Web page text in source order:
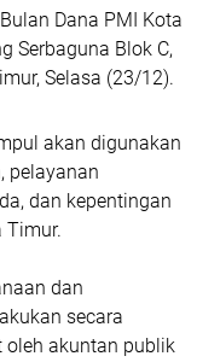
Dana PMI Kota
Serbaguna Blok C,
Selasa (23/12).
akan digunakan
pelayanan
dan kepentingan
Timur.
dan
secara
oleh akuntan publik